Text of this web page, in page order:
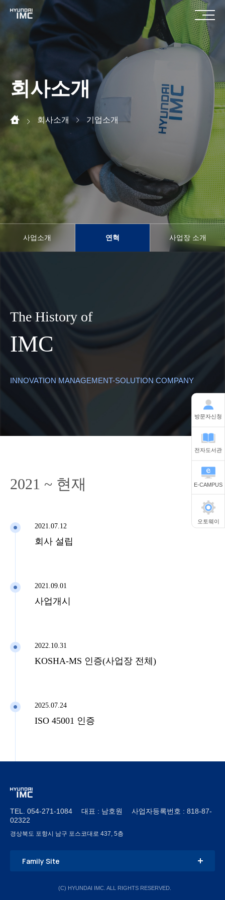
방문자신청
전자도서관
E-CAMPUS
오토웨이
회사소개
회사소개 기업소개
사업소개 연혁 사업장 소개
The History of
IMC
INNOVATION MANAGEMENT-SOLUTION COMPANY
2021 ~ 현재
2021.07.12
회사 설립
2021.09.01
사업개시
2022.10.31
KOSHA-MS 인증(사업장 전체)
2025.07.24
ISO 45001 인증
TEL. 054-271-1084 대표 : 남호원 사업자등록번호 : 818-87-
02322
경상북도 포항시 남구 포스코대로 437, 5층
(C) HYUNDAI IMC. ALL RIGHTS RESERVED.
Family Site